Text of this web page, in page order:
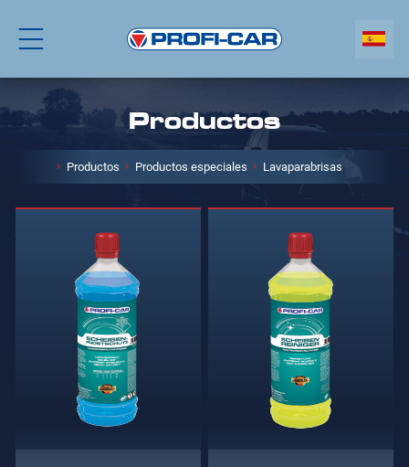
Productos
Productos Productos especiales Lavaparabrisas